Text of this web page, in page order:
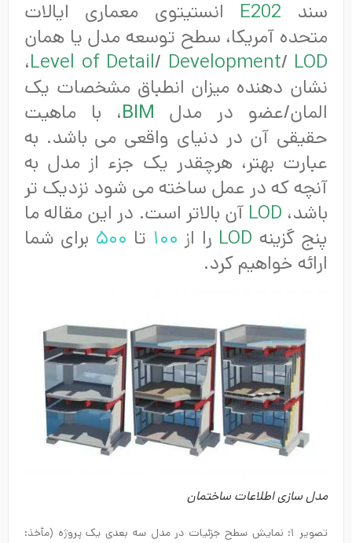
سند
E202انستیتوی معماری ایالات
متحده آمریکا، سطح توسعه مدل یا همان
Level of Detail /Development /LOD
،
نشان دهنده میزان انطباق مشخصات یک
المان/عضو در مدل BIM، با ماهیت
حقیقی آن در دنیای واقعی می باشد. به
عبارت بهتر، هرچقدر یک جزء از مدل به
آنچه که در عمل ساخته می شود نزدیک تر
باشد،LODآن بالاتر است. در این مقاله ما
پنج گزینهLODرا از۱۰۰تا ۵۰۰برای شما
ارائه خواهیم کرد.
مدل سازی اطلاعات ساختمان
تصویر ۱: نمایش سطح جزئیات در مدل سه بعدی یک پروژه (مأخذ: